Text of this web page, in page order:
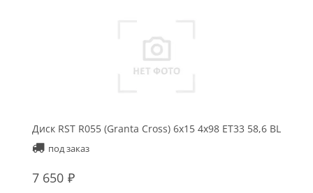
Диск RST R055 (Granta Cross) 6x15 4x98 ET33 58,6 BL
под заказ
7 650